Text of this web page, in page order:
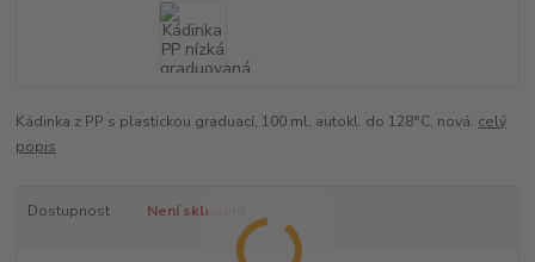
Kádinka z PP s plastickou graduací, 100 ml, autokl. do 128°C, nová. celý
popis
Dostupnost Není skladem